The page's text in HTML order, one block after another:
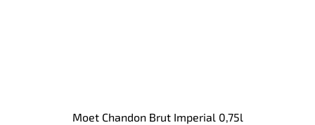
Moet Chandon Brut Imperial 0,75l